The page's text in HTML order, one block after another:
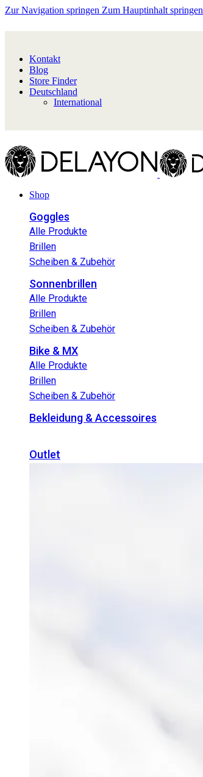
Zur Navigation springen Zum Hauptinhalt springen
Kontakt
Blog
Store Finder
Deutschland
International
Shop
Goggles
Alle Produkte
Brillen
Scheiben & Zubehör
Sonnenbrillen
Alle Produkte
Brillen
Scheiben & Zubehör
Bike & MX
Alle Produkte
Brillen
Scheiben & Zubehör
Bekleidung & Accessoires
Outlet